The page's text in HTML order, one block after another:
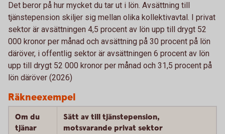
Det beror på hur mycket du tar ut i lön. Avsättning till
tjänstepension skiljer sig mellan olika kollektivavtal. I privat
sektor är avsättningen 4,5 procent av lön upp till drygt 52
000 kronor per månad och avsättning på 30 procent på lön
däröver, i offentlig sektor är avsättningen 6 procent av lön
upp till drygt 52 000 kronor per månad och 31,5 procent på
lön däröver (2026)
Räkneexempel
Om du
tjänar
Sätt av till tjänstepension,
motsvarande privat sektor